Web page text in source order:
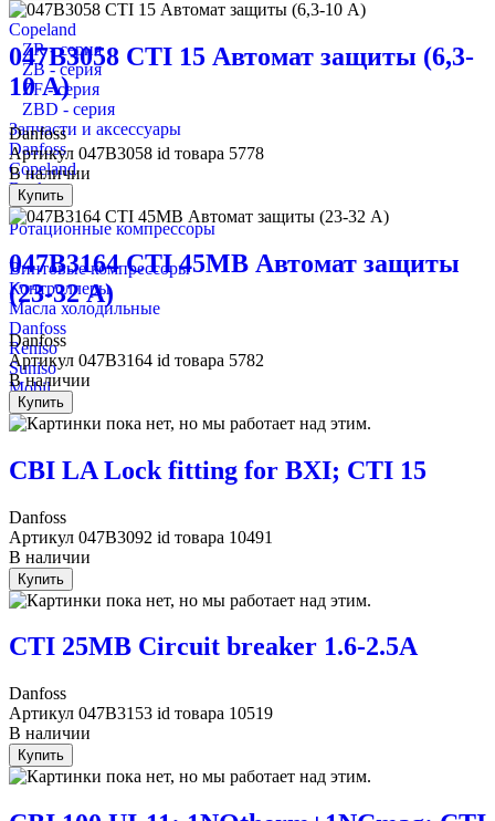
Copeland
ZR - серия
ZB - серия
ZF - серия
ZBD - серия
Запчасти и аксессуары
Danfoss
Copeland
Bock
Ротационные компрессоры
Винтовые компрессоры
Контроллеры
Масла холодильные
Danfoss
Reniso
Suniso
Mobil
047B3058 CTI 15 Автомат защиты (6,3-
10 А)
Danfoss
Артикул 047B3058 id товара 5778
В наличии
Купить
047B3164 CTI 45MB Автомат защиты
(23-32 А)
Danfoss
Артикул 047B3164 id товара 5782
В наличии
Купить
CBI LA Lock fitting for BXI; CTI 15
Danfoss
Артикул 047B3092 id товара 10491
В наличии
Купить
CTI 25MB Circuit breaker 1.6-2.5A
Danfoss
Артикул 047B3153 id товара 10519
В наличии
Купить